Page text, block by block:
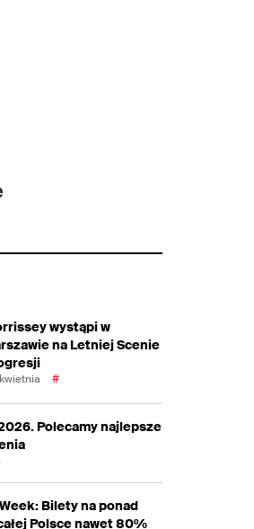
wystąpi w
na Letniej Scenie
#
Polecamy najlepsze
Bilety na ponad
Polsce nawet 80%